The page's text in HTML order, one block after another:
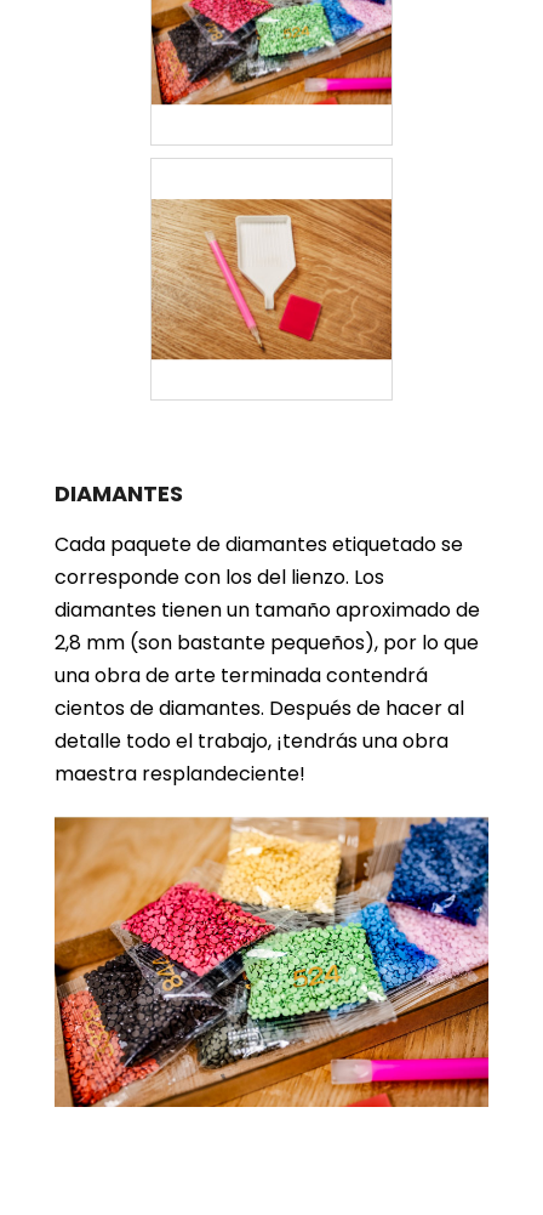
DIAMANTES
Cada paquete de diamantes etiquetado se
corresponde con los del lienzo. Los
diamantes tienen un tamaño aproximado de
2,8 mm (son bastante pequeños), por lo que
una obra de arte terminada contendrá
cientos de diamantes. Después de hacer al
detalle todo el trabajo, ¡tendrás una obra
maestra resplandeciente!